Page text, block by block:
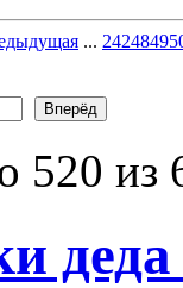
... 2424849
520 из